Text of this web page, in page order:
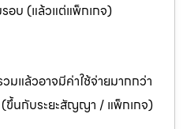
อบ (แล้วแต่แพ็กเกจ)
มแล้วอาจมีค่าใช้จ่ายมากกว่า
ขึ้นกับระยะสัญญา / แพ็กเกจ)